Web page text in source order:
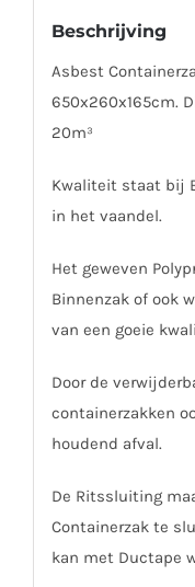
Beschrijving
Asbest
650x260x165cm.
20m³
Kwaliteit staat bij
in het vaandel.
Het geweven
Binnenzak of ook
van een goeie
Door de
containerzakken
houdend afval.
De Ritssluiting
Containerzak te
kan met Ductape